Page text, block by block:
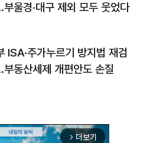
울경·대구 제외 모두 웃었다
ISA·주가누르기 방지법 재검
동산세제 개편안도 손질
arrow_forward_ios 더보기